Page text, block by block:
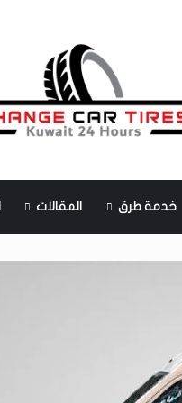
خدمة طرق المقالات